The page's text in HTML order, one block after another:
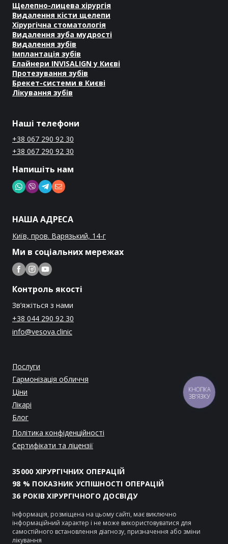
Щелепно-лицева хірургія
Видалення кісти щелепи
Хірургічна стоматологія
Видалення зуба мудрості
Видалення зубів
Імплантація зубів
Елайнери INVISALIGN у Києві
Протезування зубів
Брекет-системи в Києві
Лікування зубів
Наші телефони
+38 067 290 92 30
+38 067 290 92 30
Напишіть нам
НАША АДРЕСА
Київ, пров. Варязький, 14-г
Ми в соціальних мережах
Контроль якості
Зв’яжіться з нами
+38 044 290 92 30
info@vesova.clinic
Послуги
Гармонізація обличчя
Ціни
Лікарі
Блог
Політика конфіденційності
Сертифікати та ліцензії
35000 ХІРУРГІЧНИХ ОПЕРАЦІЙ
98 % ПОКАЗНИК УСПІШНОСТІ ОПЕРАЦІЙ
36 РОКІВ ХІРУРГІЧНОГО ДОСВІДУ
Інформація, розміщена на цьому сайті, має виключно
інформаційний характер і не може використовуватися для
самостійного встановлення діагнозу, призначення або зміни
лікування
КНОПКА
ЗВ'ЯЗКУ